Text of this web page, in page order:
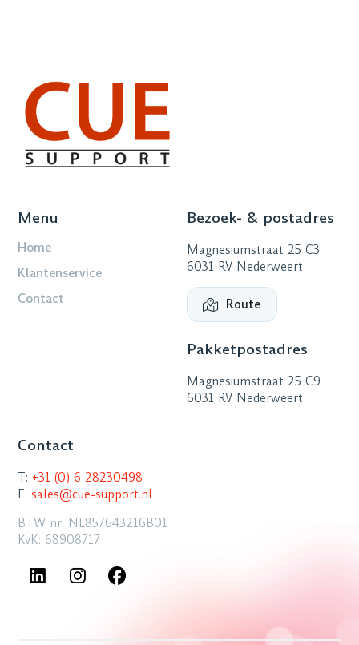
Menu
Home
Klantenservice
Contact
Bezoek- & postadres
Magnesiumstraat 25 C3
6031 RV Nederweert
Route
Pakketpostadres
Magnesiumstraat 25 C9
6031 RV Nederweert
Contact
T: +31 (0) 6 28230498
E:sales@cue-support.nl
BTW nr: NL857643216B01
KvK: 68908717